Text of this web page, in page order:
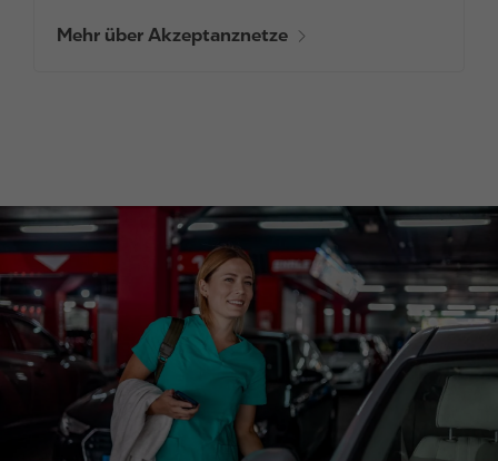
Mehr über Akzeptanznetze
I
a
g